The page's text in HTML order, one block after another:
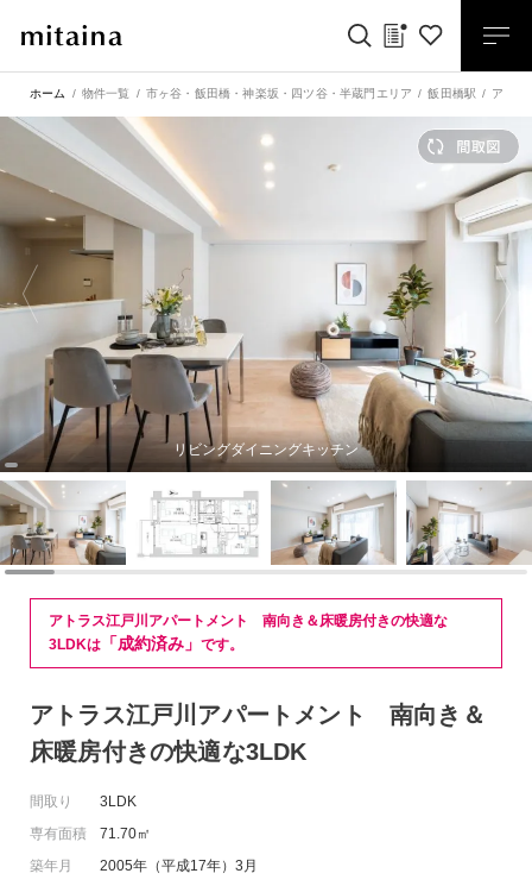
ホーム 物件一覧 市ヶ谷・飯田橋・神楽坂・四ツ谷・半蔵門エリア 飯田橋駅 アト
リビングダイニングキッチン
アトラス江戸川アパートメント 南向き＆床暖房付きの快適な
3LDKは 「成約済み」 です。
アトラス江戸川アパートメント 南向き＆
床暖房付きの快適な3LDK
間取り
3LDK
専有面積
71.70㎡
築年月
2005年（平成17年）3月